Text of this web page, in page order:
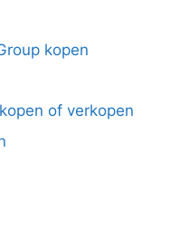
kopen
of verkopen